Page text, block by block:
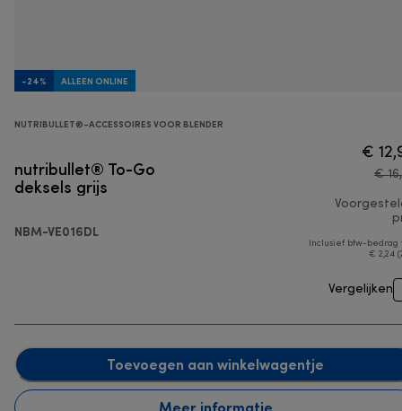
-24% ALLEEN ONLINE
NUTRIBULLET®-ACCESSOIRES VOOR BLENDER
nutribullet® To-Go
deksels grijs
NBM-VE016DL
€
€
Inclusief btw-bedrag
€ 2,24
Vergelijken
Toevoegen aan winkelwagentje
Meer informatie